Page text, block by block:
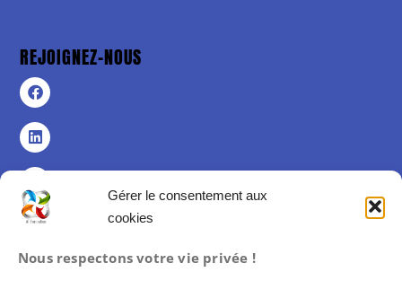
Gérer le consentement aux
cookies
Nous respectons votre vie privée !
REJOIGNEZ-NOUS
Politique de cookies (UE)